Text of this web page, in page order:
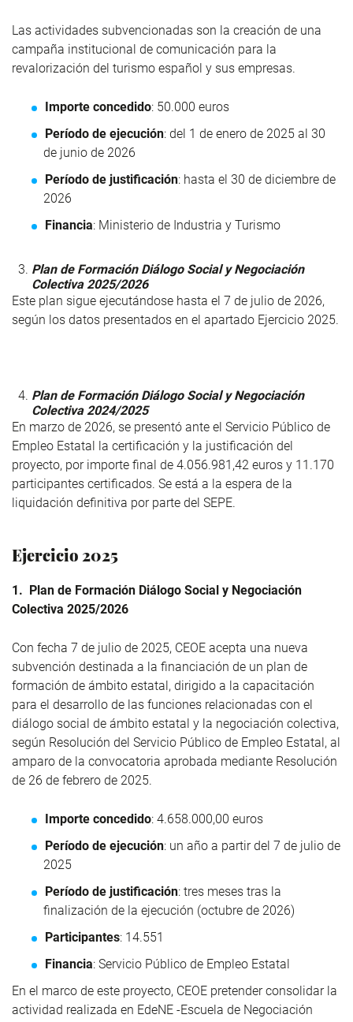
Las actividades subvencionadas son la creación de una
campaña institucional de comunicación para la
revalorización del turismo español y sus empresas.
Importe concedido: 50.000 euros
Período de ejecución: del 1 de enero de 2025 al 30
de junio de 2026
Período de justificación: hasta el 30 de diciembre de
2026
Financia: Ministerio de Industria y Turismo
Plan de Formación Diálogo Social y Negociación
Colectiva 2025/2026
Este plan sigue ejecutándose hasta el 7 de julio de 2026,
según los datos presentados en el apartado Ejercicio 2025.
Plan de Formación Diálogo Social y Negociación
Colectiva 2024/2025
En marzo de 2026, se presentó ante el Servicio Público de
Empleo Estatal la certificación y la justificación del
proyecto, por importe final de 4.056.981,42 euros y 11.170
participantes certificados. Se está a la espera de la
liquidación definitiva por parte del SEPE.
Ejercicio 2025
1. Plan de Formación Diálogo Social y Negociación
Colectiva 2025/2026
Con fecha 7 de julio de 2025, CEOE acepta una nueva
subvención destinada a la financiación de un plan de
formación de ámbito estatal, dirigido a la capacitación
para el desarrollo de las funciones relacionadas con el
diálogo social de ámbito estatal y la negociación colectiva,
según Resolución del Servicio Público de Empleo Estatal, al
amparo de la convocatoria aprobada mediante Resolución
de 26 de febrero de 2025.
Importe concedido: 4.658.000,00 euros
Período de ejecución: un año a partir del 7 de julio de
2025
Período de justificación: tres meses tras la
finalización de la ejecución (octubre de 2026)
Participantes: 14.551
Financia: Servicio Público de Empleo Estatal
En el marco de este proyecto, CEOE pretender consolidar la
actividad realizada en EdeNE -Escuela de Negociación